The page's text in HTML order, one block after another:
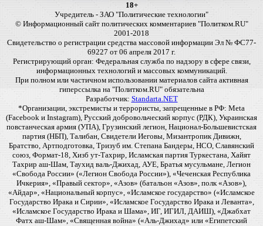
18+
Учредитель - ЗАО "Политические технологии"
© Информационный сайт политических комментариев "Политком.RU"
2001-2018
Свидетельство о регистрации средства массовой информации Эл № ФС77-
69227 от 06 апреля 2017 г.
Регистрирующий орган: Федеральная служба по надзору в сфере связи,
информационных технологий и массовых коммуникаций.
При полном или частичном использовании материалов сайта активная
гиперссылка на "Политком.RU" обязательна
Разработчик: Standarta.NET
*Организации, экстремисты и террористы, запрещенные в РФ: Meta
(Facebook и Instagram), Русский добровольческий корпус (РДК), Украинская
повстанческая армия (УПА), Грузинский легион, Национал-Большевистская
партия (НБП), Талибан, Свидетели Иеговы, Мизантропик Дивижн,
Братство, Артподготовка, Тризуб им. Степана Бандеры, НСО, Славянский
союз, Формат-18, Хизб ут-Тахрир, Исламская партия Туркестана, Хайят
Тахрир аш-Шам, Таухид валь-Джихад, АУЕ, Братья мусульмане, Легион
«Свобода России» («Легион Свобода России»), «Чеченская Республика
Ичкерия», «Правый сектор», «Азов» (батальон «Азов», полк «Азов»),
«Айдар», «Национальный корпус», «Исламское государство» («Исламское
Государство Ирака и Сирии», «Исламское Государство Ирака и Леванта»,
«Исламское Государство Ирака и Шама», ИГ, ИГИЛ, ДАИШ), «Джабхат
Фатх аш-Шам», «Священная война» («Аль-Джихад» или «Египетский